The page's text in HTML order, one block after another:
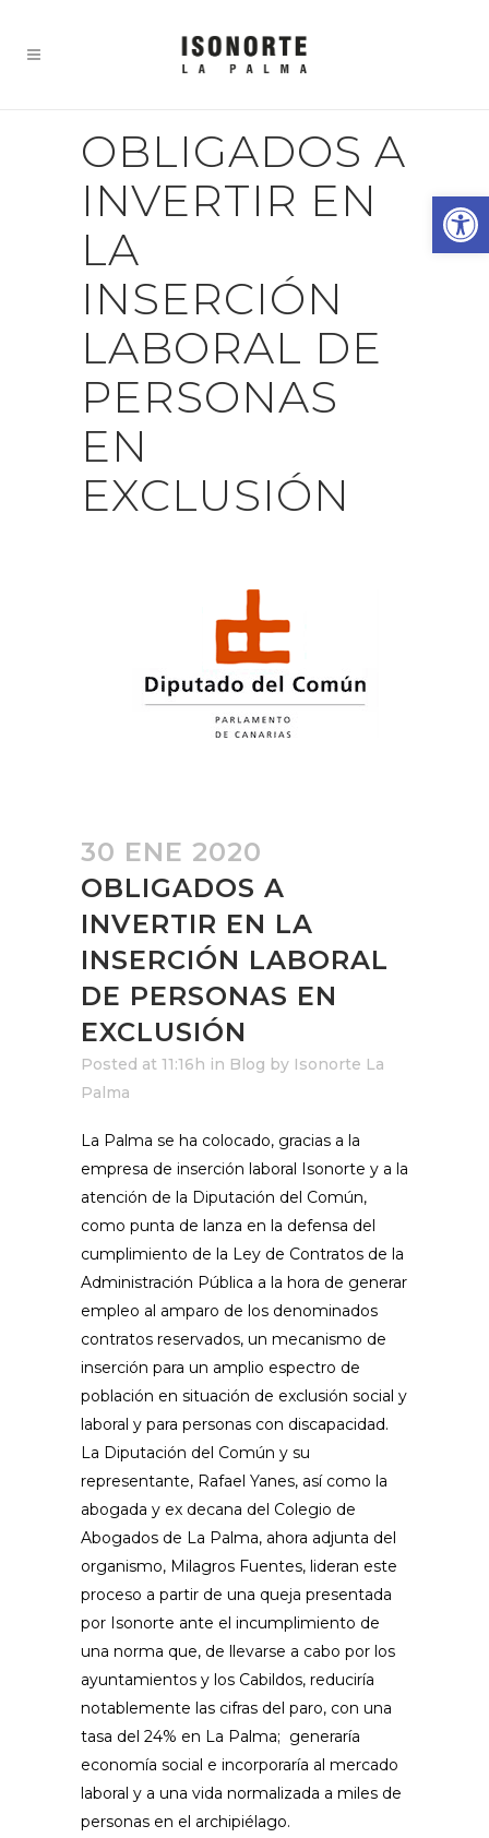
OBLIGADOS A
INVERTIR EN
LA
INSERCIÓN
LABORAL DE
PERSONAS
EN
EXCLUSIÓN
30 ENE 2020
OBLIGADOS A
INVERTIR EN LA
INSERCIÓN LABORAL
DE PERSONAS EN
EXCLUSIÓN
Posted at 11:16h in Blog by Isonorte La
Palma
La Palma se ha colocado, gracias a la
empresa de inserción laboral Isonorte y a la
atención de la Diputación del Común,
como punta de lanza en la defensa del
cumplimiento de la Ley de Contratos de la
Administración Pública a la hora de generar
empleo al amparo de los denominados
contratos reservados, un mecanismo de
inserción para un amplio espectro de
población en situación de exclusión social y
laboral y para personas con discapacidad.
La Diputación del Común y su
representante, Rafael Yanes, así como la
abogada y ex decana del Colegio de
Abogados de La Palma, ahora adjunta del
organismo, Milagros Fuentes, lideran este
proceso a partir de una queja presentada
por Isonorte ante el incumplimiento de
una norma que, de llevarse a cabo por los
ayuntamientos y los Cabildos, reduciría
notablemente las cifras del paro, con una
tasa del 24% en La Palma; generaría
economía social e incorporaría al mercado
laboral y a una vida normalizada a miles de
personas en el archipiélago.